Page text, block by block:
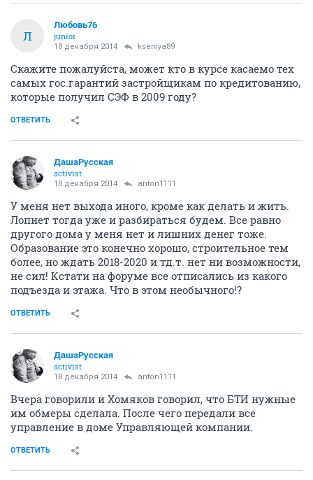
Л
Любовь76
junior
18 декабря 2014 kseniya89
Скажите пожалуйста, может кто в курсе касаемо тех
самых гос.гарантий застройщикам по кредитованию,
которые получил СЭФ в 2009 году?
ОТВЕТИТЬ
ДашаРусская
activist
18 декабря 2014 anton1111
У меня нет выхода иного, кроме как делать и жить.
Лопнет тогда уже и разбираться будем. Все равно
другого дома у меня нет и лишних денег тоже.
Образование это конечно хорошо, строительное тем
более, но ждать 2018-2020 и тд.т. нет ни возможности,
не сил! Кстати на форуме все отписались из какого
подъезда и этажа. Что в этом необычного!?
ОТВЕТИТЬ
ДашаРусская
activist
18 декабря 2014 anton1111
Вчера говорили и Хомяков говорил, что БТИ нужные
им обмеры сделала. После чего передали все
управление в доме Управляющей компании.
ОТВЕТИТЬ